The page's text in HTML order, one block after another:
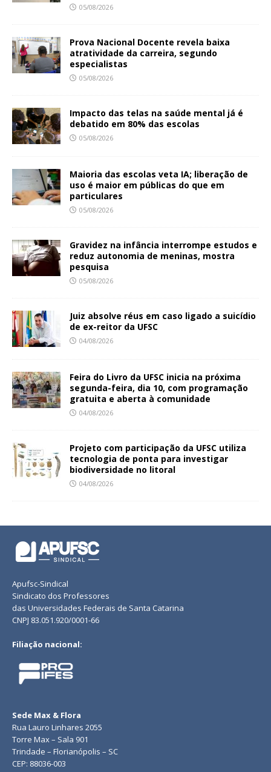
05/08/2026
Prova Nacional Docente revela baixa
atratividade da carreira, segundo
especialistas
05/08/2026
Impacto das telas na saúde mental já é
debatido em 80% das escolas
05/08/2026
Maioria das escolas veta IA; liberação de
uso é maior em públicas do que em
particulares
05/08/2026
Gravidez na infância interrompe estudos e
reduz autonomia de meninas, mostra
pesquisa
05/08/2026
Juiz absolve réus em caso ligado a suicídio
de ex-reitor da UFSC
04/08/2026
Feira do Livro da UFSC inicia na próxima
segunda-feira, dia 10, com programação
gratuita e aberta à comunidade
04/08/2026
Projeto com participação da UFSC utiliza
tecnologia de ponta para investigar
biodiversidade no litoral
04/08/2026
Apufsc-Sindical
Sindicato dos Professores
das Universidades Federais de Santa Catarina
CNPJ 83.051.920/0001-66
Filiação nacional:
Sede Max & Flora
Rua Lauro Linhares 2055
Torre Max – Sala 901
Trindade – Florianópolis – SC
CEP: 88036-003